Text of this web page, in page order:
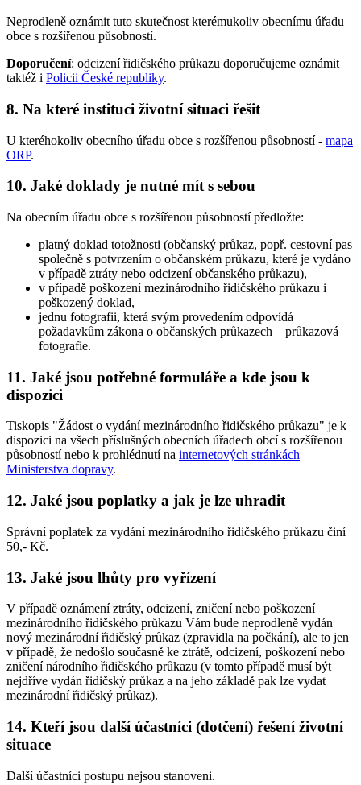
Neprodleně oznámit tuto skutečnost kterémukoliv obecnímu úřadu
obce s rozšířenou působností.
Doporučení: odcizení řidičského průkazu doporučujeme oznámit
taktéž i Policii České republiky.
8. Na které instituci životní situaci řešit
U kteréhokoliv obecního úřadu obce s rozšířenou působností - mapa
ORP.
10. Jaké doklady je nutné mít s sebou
Na obecním úřadu obce s rozšířenou působností předložte:
platný doklad totožnosti (občanský průkaz, popř. cestovní pas
společně s potvrzením o občanském průkazu, které je vydáno
v případě ztráty nebo odcizení občanského průkazu),
v případě poškození mezinárodního řidičského průkazu i
poškozený doklad,
jednu fotografii, která svým provedením odpovídá
požadavkům zákona o občanských průkazech – průkazová
fotografie.
11. Jaké jsou potřebné formuláře a kde jsou k
dispozici
Tiskopis "Žádost o vydání mezinárodního řidičského průkazu" je k
dispozici na všech příslušných obecních úřadech obcí s rozšířenou
působností nebo k prohlédnutí na internetových stránkách
Ministerstva dopravy.
12. Jaké jsou poplatky a jak je lze uhradit
Správní poplatek za vydání mezinárodního řidičského průkazu činí
50,- Kč.
13. Jaké jsou lhůty pro vyřízení
V případě oznámení ztráty, odcizení, zničení nebo poškození
mezinárodního řidičského průkazu Vám bude neprodleně vydán
nový mezinárodní řidičský průkaz (zpravidla na počkání), ale to jen
v případě, že nedošlo současně ke ztrátě, odcizení, poškození nebo
zničení národního řidičského průkazu (v tomto případě musí být
nejdříve vydán řidičský průkaz a na jeho základě pak lze vydat
mezinárodní řidičský průkaz).
14. Kteří jsou další účastníci (dotčení) řešení životní
situace
Další účastníci postupu nejsou stanoveni.